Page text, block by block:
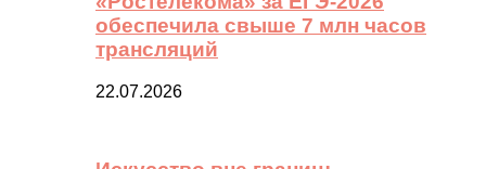
обеспечила свыше 7 млн часов
трансляций
22.07.2026